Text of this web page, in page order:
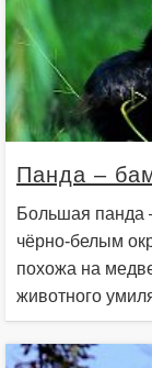
Панда –
Большая панда
чёрно-белым
похожа на
животного